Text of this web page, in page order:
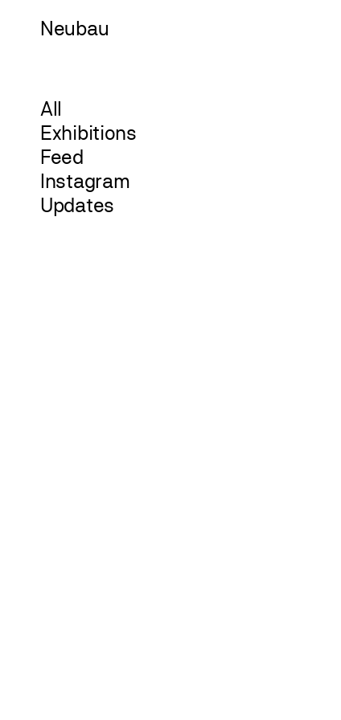
Neubau
All
Exhibitions
Feed
Instagram
Updates